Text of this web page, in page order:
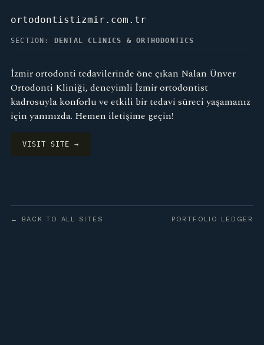
ortodontistizmir.com.tr
SECTION: DENTAL CLINICS & ORTHODONTICS
İzmir ortodonti tedavilerinde öne çıkan Nalan Ünver
Ortodonti Kliniği, deneyimli İzmir ortodontist
kadrosuyla konforlu ve etkili bir tedavi süreci yaşamanız
için yanınızda. Hemen iletişime geçin!
VISIT SITE →
← BACK TO ALL SITES PORTFOLIO LEDGER